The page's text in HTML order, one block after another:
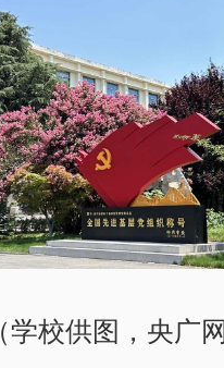
（学校供图，央广